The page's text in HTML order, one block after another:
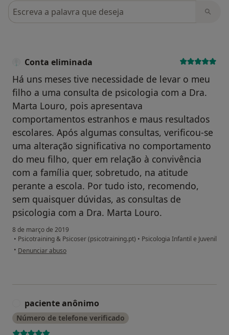
Pesquisar em opiniões
Conta eliminada
Há uns meses tive necessidade de levar o meu
filho a uma consulta de psicologia com a Dra.
Marta Louro, pois apresentava
comportamentos estranhos e maus resultados
escolares. Após algumas consultas, verificou-se
uma alteração significativa no comportamento
do meu filho, quer em relação à convivência
com a família quer, sobretudo, na atitude
perante a escola. Por tudo isto, recomendo,
sem quaisquer dúvidas, as consultas de
psicologia com a Dra. Marta Louro.
8 de março de 2019
• Psicotraining & Psicoser (psicotraining.pt) • Psicologia Infantil e Juvenil
• na opinião do utilizador Conta eliminada
Denunciar abuso
paciente anônimo
Número de telefone verificado